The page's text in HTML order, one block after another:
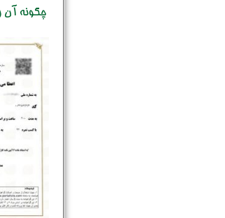
چگونه آن